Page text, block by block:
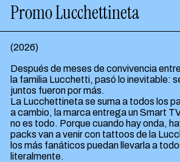
Trabajos
Notas
Contacto
Promo Lucchettineta
(2026)
Después de meses de convivencia
la familia Lucchetti, pasó lo inevitable:
juntos fueron por más.
La Lucchettineta se suma a todos los
a cambio, la marca entrega un Smart
no es todo. Porque cuando hay onda,
packs van a venir con tattoos de la
los más fanáticos puedan llevarla a
literalmente.